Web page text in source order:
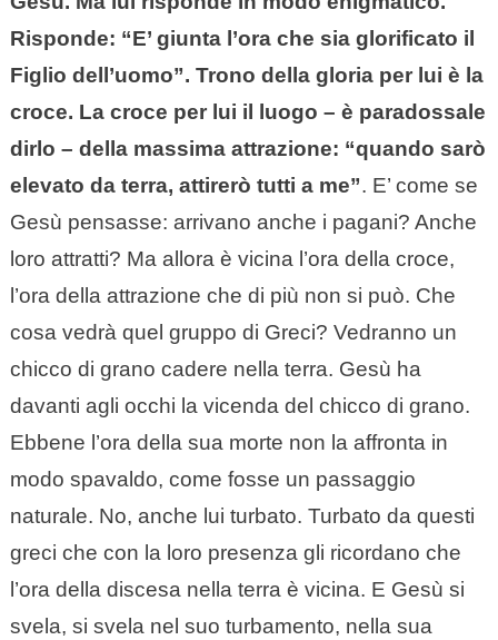
Risponde: “E’ giunta l’ora che sia glorificato il
Figlio dell’uomo”. Trono della gloria per lui è la
croce. La croce per lui il luogo – è paradossale
dirlo – della massima attrazione: “quando sarò
elevato da terra, attirerò tutti a me”. E’ come se
Gesù pensasse: arrivano anche i pagani? Anche
loro attratti? Ma allora è vicina l’ora della croce,
l’ora della attrazione che di più non si può. Che
cosa vedrà quel gruppo di Greci? Vedranno un
chicco di grano cadere nella terra. Gesù ha
davanti agli occhi la vicenda del chicco di grano.
Ebbene l’ora della sua morte non la affronta in
modo spavaldo, come fosse un passaggio
naturale. No, anche lui turbato. Turbato da questi
greci che con la loro presenza gli ricordano che
l’ora della discesa nella terra è vicina. E Gesù si
svela, si svela nel suo turbamento, nella sua